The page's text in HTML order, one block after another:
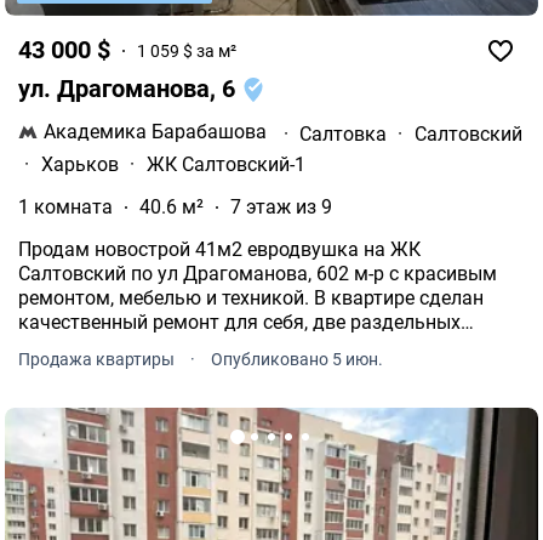
43 000 $ 1 059 $ за м²
ул. Драгоманова, 6
Академика Барабашова · Салтовка ·
Салтовский
· Харьков · ЖК Салтовский-1
1 комната
40.6 м²
7 этаж из 9
Продам новострой 41м2 евродвушка на ЖК
Салтовский по ул Драгоманова, 602 м-р с красивым
ремонтом, мебелью и техникой. В квартире сделан
качественный ремонт для себя, две раздельных
комнаты, просторная лоджия. Останется много мебели
и техники.
Продажа квартиры · Опубликовано 5 июн.